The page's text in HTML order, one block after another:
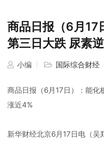
商品日报（6月17
第三日大跌 尿素
小编 国际综合财经
商品日报（6月17日）：能化
涨近4%
新华财经北京6月17日电（吴